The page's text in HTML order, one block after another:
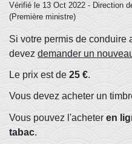
Vérifié le 13 Oct 2022 - Direction
(Première ministre)
Si votre permis de conduire
devez demander un
Le prix est de 25 €.
Vous devez acheter un
Vous pouvez l'acheter en
tabac.